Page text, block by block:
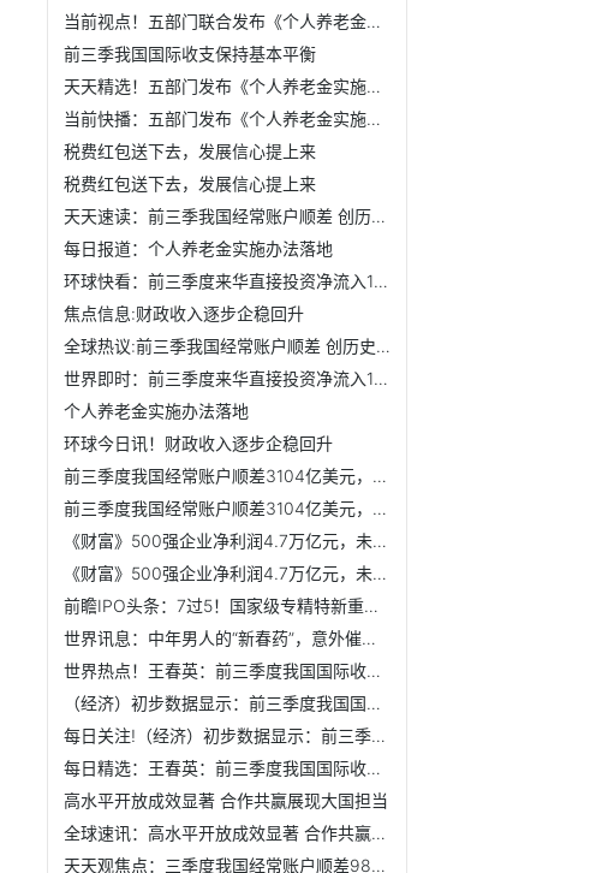
当前视点！五部门联合发布《个人养老金实施办法》 每年缴纳...
前三季我国国际收支保持基本平衡
天天精选！五部门发布《个人养老金实施办法》
当前快播：五部门发布《个人养老金实施办法》
税费红包送下去，发展信心提上来
税费红包送下去，发展信心提上来
天天速读：前三季我国经常账户顺差 创历史同期最高
每日报道：个人养老金实施办法落地
环球快看：前三季度来华直接投资净流入1608亿美元 凸显我国...
焦点信息:财政收入逐步企稳回升
全球热议:前三季我国经常账户顺差 创历史同期最高
世界即时：前三季度来华直接投资净流入1608亿美元 凸显我国...
个人养老金实施办法落地
环球今日讯！财政收入逐步企稳回升
前三季度我国经常账户顺差3104亿美元，创历史同期最高水平
前三季度我国经常账户顺差3104亿美元，创历史同期最高水平
《财富》500强企业净利润4.7万亿元，未来突破点在于专业化
《财富》500强企业净利润4.7万亿元，未来突破点在于专业化
前瞻IPO头条：7过5！国家级专精特新重点“小巨人”企业成功过会
世界讯息：中年男人的“新春药”，意外催出一个千亿产业
世界热点！王春英：前三季度我国国际收支保持基本平衡
（经济）初步数据显示：前三季度我国国际收支保持基本平衡
每日关注!（经济）初步数据显示：前三季度我国国际收支保持基...
每日精选：王春英：前三季度我国国际收支保持基本平衡
高水平开放成效显著 合作共赢展现大国担当
全球速讯：高水平开放成效显著 合作共赢展现大国担当
天天观焦点：三季度我国经常账户顺差9821亿元